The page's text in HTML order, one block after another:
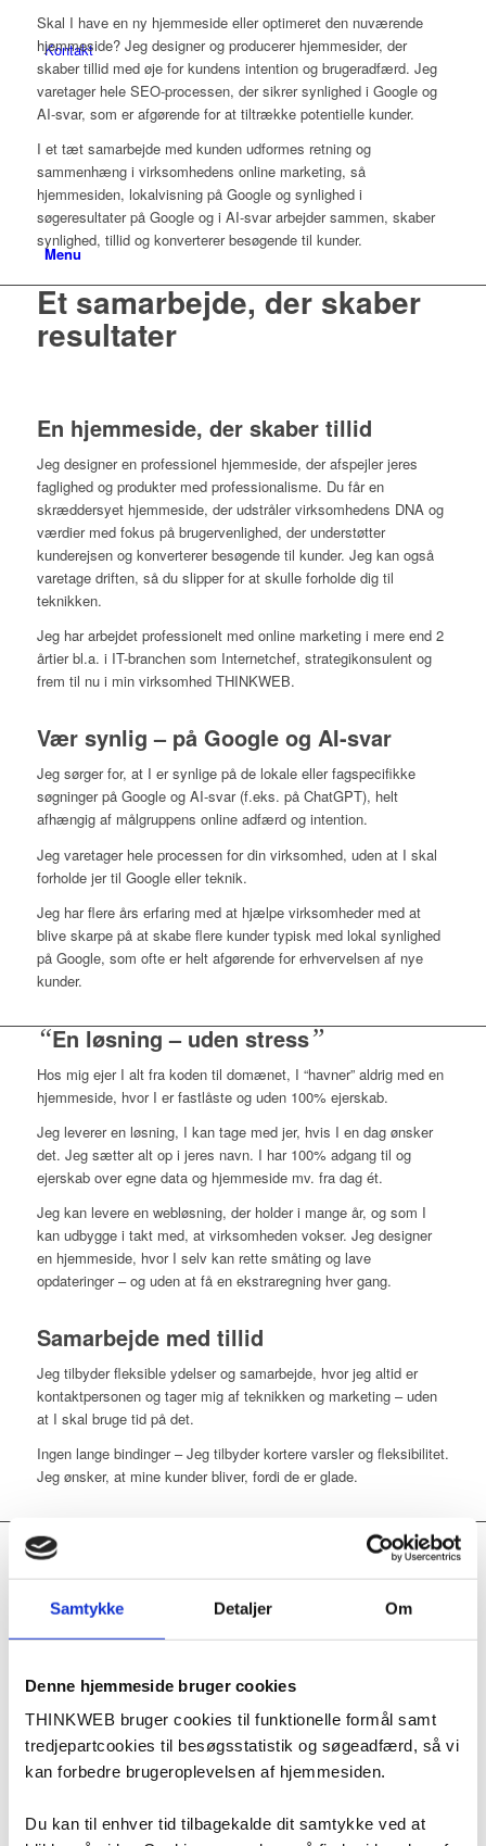
Samtykke Detaljer Om
Denne hjemmeside bruger cookies
THINKWEB bruger cookies til funktionelle formål samt
tredjepartcookies til besøgsstatistik og søgeadfærd, så vi
kan forbedre brugeroplevelsen af hjemmesiden.
Du kan til enhver tid tilbagekalde dit samtykke ved at
Kontakt
Menu
Skal I have en ny hjemmeside eller optimeret den nuværende
hjemmeside? Jeg designer og producerer hjemmesider, der
skaber tillid med øje for kundens intention og brugeradfærd. Jeg
varetager hele SEO-processen, der sikrer synlighed i Google og
AI-svar, som er afgørende for at tiltrække potentielle kunder.
I et tæt samarbejde med kunden udformes retning og
sammenhæng i virksomhedens online marketing, så
hjemmesiden, lokalvisning på Google og synlighed i
søgeresultater på Google og i AI-svar arbejder sammen, skaber
synlighed, tillid og konverterer besøgende til kunder.
Et samarbejde, der skaber
resultater
En hjemmeside, der skaber tillid
Jeg designer en professionel hjemmeside, der afspejler jeres
faglighed og produkter med professionalisme. Du får en
skræddersyet hjemmeside, der udstråler virksomhedens DNA og
værdier med fokus på brugervenlighed, der understøtter
kunderejsen og konverterer besøgende til kunder. Jeg kan også
varetage driften, så du slipper for at skulle forholde dig til
teknikken.
Jeg har arbejdet professionelt med online marketing i mere end 2
årtier bl.a. i IT-branchen som Internetchef, strategikonsulent og
frem til nu i min virksomhed THINKWEB.
Vær synlig – på Google og AI-svar
Jeg sørger for, at I er synlige på de lokale eller fagspecifikke
søgninger på Google og AI-svar (f.eks. på ChatGPT), helt
afhængig af målgruppens online adfærd og intention.
Jeg varetager hele processen for din virksomhed, uden at I skal
forholde jer til Google eller teknik.
Jeg har flere års erfaring med at hjælpe virksomheder med at
blive skarpe på at skabe flere kunder typisk med lokal synlighed
på Google, som ofte er helt afgørende for erhvervelsen af nye
kunder.
“En løsning – uden stress”
Hos mig ejer I alt fra koden til domænet, I “havner” aldrig med en
hjemmeside, hvor I er fastlåste og uden 100% ejerskab.
Jeg leverer en løsning, I kan tage med jer, hvis I en dag ønsker
det. Jeg sætter alt op i jeres navn. I har 100% adgang til og
ejerskab over egne data og hjemmeside mv. fra dag ét.
Jeg kan levere en webløsning, der holder i mange år, og som I
kan udbygge i takt med, at virksomheden vokser. Jeg designer
en hjemmeside, hvor I selv kan rette småting og lave
opdateringer – og uden at få en ekstraregning hver gang.
Samarbejde med tillid
Jeg tilbyder fleksible ydelser og samarbejde, hvor jeg altid er
kontaktpersonen og tager mig af teknikken og marketing – uden
at I skal bruge tid på det.
Ingen lange bindinger – Jeg tilbyder kortere varsler og fleksibilitet.
Jeg ønsker, at mine kunder bliver, fordi de er glade.
Jeg drømmer om…
At skabe succes for hver enkelt kunde.
Min tilgang er at få etableret en langtidsholdbart digital
marketingløsning, hvor digitale værktøjerne tilfører kunden indsigt
i effekten af marketingindsatser på tværs af kanalerne og
målgrupper samt hjælpe dem til at skabe retning baseret på
indsigter.
AI som din assistent — uden for meget